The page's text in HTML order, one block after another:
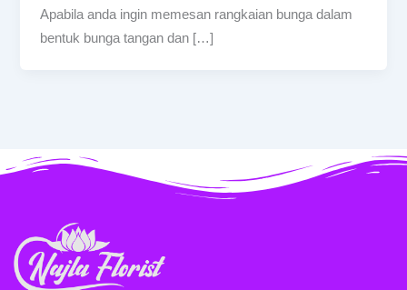
Apabila anda ingin memesan rangkaian bunga dalam
bentuk bunga tangan dan […]